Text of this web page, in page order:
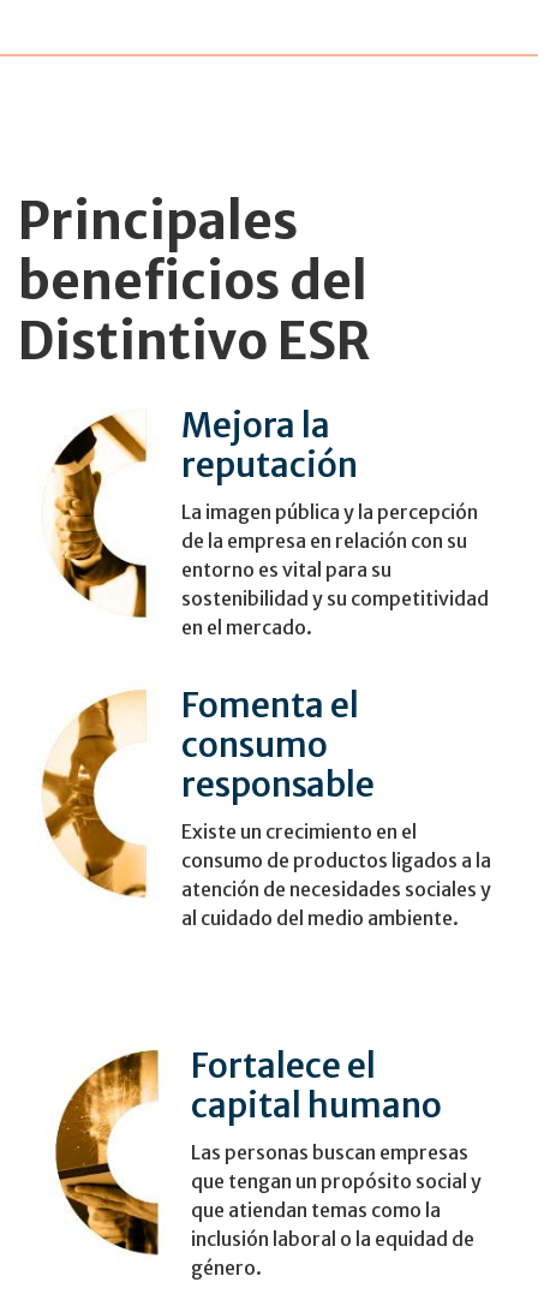
Principales
beneficios del
Distintivo ESR
Mejora la
reputación
La imagen pública y la percepción
de la empresa en relación con su
entorno es vital para su
sostenibilidad y su competitividad
en el mercado.
Fomenta el
consumo
responsable
Existe un crecimiento en el
consumo de productos ligados a la
atención de necesidades sociales y
al cuidado del medio ambiente.
Fortalece el
capital humano
Las personas buscan empresas
que tengan un propósito social y
que atiendan temas como la
inclusión laboral o la equidad de
género.